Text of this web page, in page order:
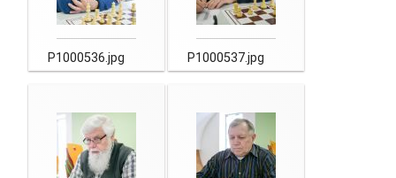
P1000536.jpg P1000537.jpg